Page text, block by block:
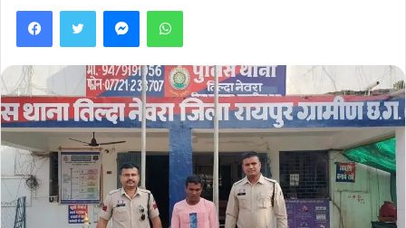
FacebookTwitter MessengerWhatsApp